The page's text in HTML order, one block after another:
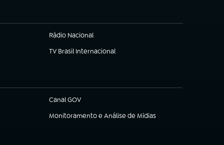
Rádio Nacional
TV Brasil Internacional
(abre em nova aba)
Canal GOV
(abre em nova aba)
Monitoramento e Análise de Mídias
(abre em nova aba)